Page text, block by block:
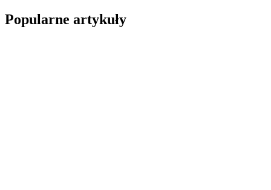
Popularne artykuły